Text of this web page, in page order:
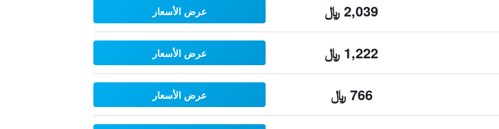
2,039 ﷼ عرض الأسعار
1,222 ﷼ عرض الأسعار
766 ﷼ عرض الأسعار